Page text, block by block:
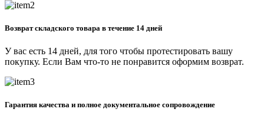
Возврат складского товара в течение 14 дней
У вас есть 14 дней, для того чтобы протестировать вашу
покупку. Если Вам что-то не понравится оформим возврат.
Гарантия качества и полное документальное сопровождение